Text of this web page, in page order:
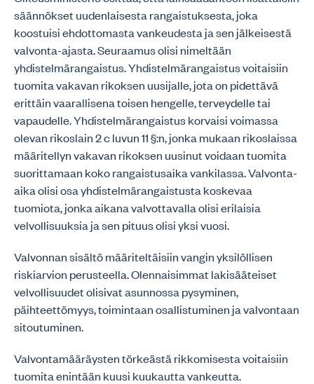
säännökset uudenlaisesta rangaistuksesta, joka
koostuisi ehdottomasta vankeudesta ja sen jälkeisestä
valvonta-ajasta. Seuraamus olisi nimeltään
yhdistelmärangaistus. Yhdistelmärangaistus voitaisiin
tuomita vakavan rikoksen uusijalle, jota on pidettävä
erittäin vaarallisena toisen hengelle, terveydelle tai
vapaudelle. Yhdistelmärangaistus korvaisi voimassa
olevan rikoslain 2 c luvun 11 §:n, jonka mukaan rikoslaissa
määritellyn vakavan rikoksen uusinut voidaan tuomita
suorittamaan koko rangaistusaika vankilassa. Valvonta-
aika olisi osa yhdistelmärangaistusta koskevaa
tuomiota, jonka aikana valvottavalla olisi erilaisia
velvollisuuksia ja sen pituus olisi yksi vuosi.
Valvonnan sisältö määriteltäisiin vangin yksilöllisen
riskiarvion perusteella. Olennaisimmat lakisääteiset
velvollisuudet olisivat asunnossa pysyminen,
päihteettömyys, toimintaan osallistuminen ja valvontaan
sitoutuminen.
Valvontamääräysten törkeästä rikkomisesta voitaisiin
tuomita enintään kuusi kuukautta vankeutta.